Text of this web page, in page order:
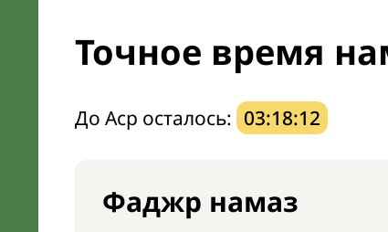
Точное время
До Аср осталось: 03:18:11
Фаджр намаз